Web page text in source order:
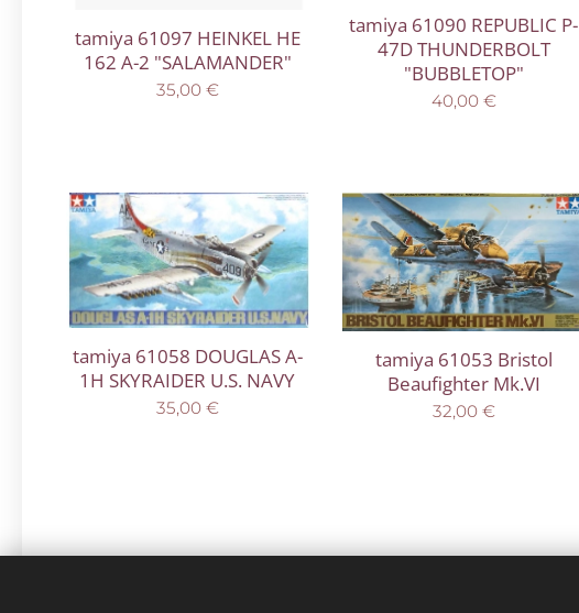
tamiya 61097 HEINKEL HE
162 A-2 "SALAMANDER"
35,00€
tamiya 61090 REPUBLIC P-
47D THUNDERBOLT
"BUBBLETOP"
40,00€
tamiya 61058 DOUGLAS A-
1H SKYRAIDER U.S. NAVY
35,00€
tamiya 61053 Bristol
Beaufighter Mk.VI
32,00€